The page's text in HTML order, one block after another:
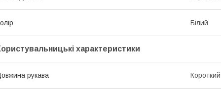
Білий
характеристики
рукава Короткий